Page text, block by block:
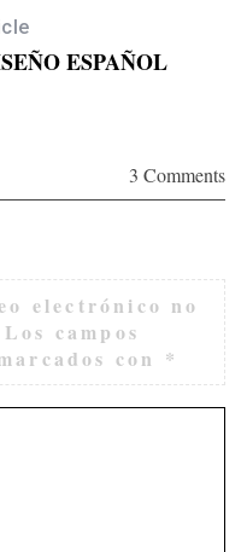
ESPAÑOL
3 Comments
electrónico no
Los campos
con *